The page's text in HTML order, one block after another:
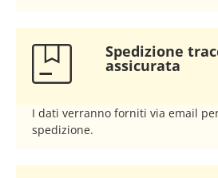
Spedizione
assicurata​
I dati verranno forniti via email
spedizione.